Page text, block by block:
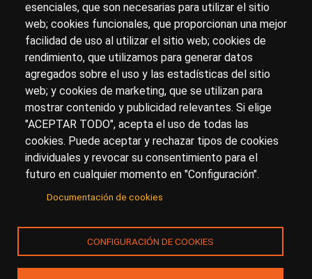
Sobre artehistoria.com
Para ponerte en contacto con nosotros, escríbenos en
el formulario decontacto
Accesibilidad
Aviso Legal Privacidad
esenciales, que son necesarias para utilizar el sitio
web; cookies funcionales, que proporcionan una mejor
facilidad de uso al utilizar el sitio web; cookies de
rendimiento, que utilizamos para generar datos
agregados sobre el uso y las estadísticas del sitio
web; y cookies de marketing, que se utilizan para
mostrar contenido y publicidad relevantes. Si elige
"ACEPTAR TODO", acepta el uso de todas las
cookies. Puede aceptar y rechazar tipos de cookies
individuales y revocar su consentimiento para el
futuro en cualquier momento en "Configuración".
Documentación de cookies
CONFIGURACIÓN DE COOKIES
© Copyright 2017.arteHistoria&Toools, S.Lo sus
licenciantes son los propietarios de todos los derechos
de propiedad intelectual e industrial de:
(a) este sitio web publicado bajo el dominio
(b) todo el material publicado en artehistoria.com
(incluyendo, sin limitación, textos, imágenes, fotografías,
dibujos, música, marcas o logotipos, estructura y diseño
de la composición de cada una de las páginas